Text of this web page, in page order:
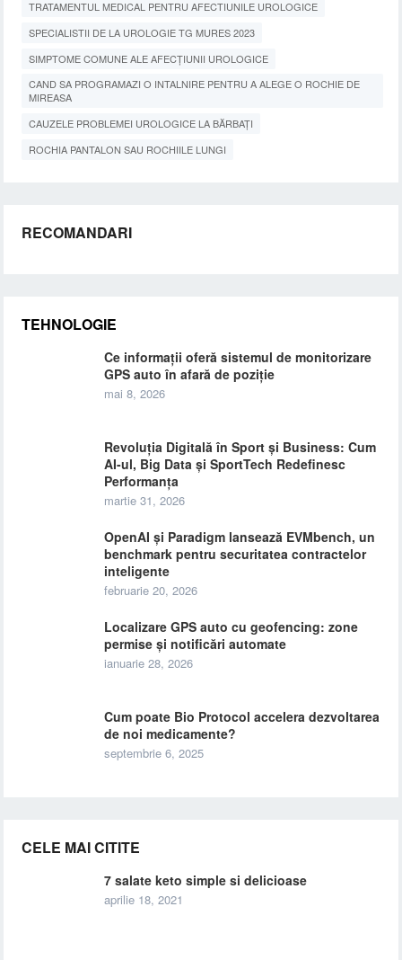
TRATAMENTUL MEDICAL PENTRU AFECTIUNILE UROLOGICE
SPECIALISTII DE LA UROLOGIE TG MURES 2023
SIMPTOME COMUNE ALE AFECȚIUNII UROLOGICE
CAND SA PROGRAMAZI O INTALNIRE PENTRU A ALEGE O ROCHIE DE
MIREASA
CAUZELE PROBLEMEI UROLOGICE LA BĂRBAȚI
ROCHIA PANTALON SAU ROCHIILE LUNGI
RECOMANDARI
TEHNOLOGIE
Ce informații oferă sistemul de monitorizare
GPS auto în afară de poziție
mai 8, 2026
Revoluția Digitală în Sport și Business: Cum
AI-ul, Big Data și SportTech Redefinesc
Performanța
martie 31, 2026
OpenAI și Paradigm lansează EVMbench, un
benchmark pentru securitatea contractelor
inteligente
februarie 20, 2026
Localizare GPS auto cu geofencing: zone
permise și notificări automate
ianuarie 28, 2026
Cum poate Bio Protocol accelera dezvoltarea
de noi medicamente?
septembrie 6, 2025
CELE MAI CITITE
7 salate keto simple si delicioase
aprilie 18, 2021